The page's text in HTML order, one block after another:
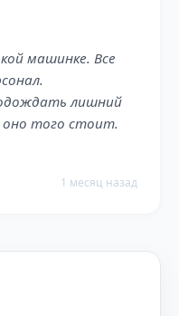
машинке. Все
лишний
оно того стоит.
1 месяц назад